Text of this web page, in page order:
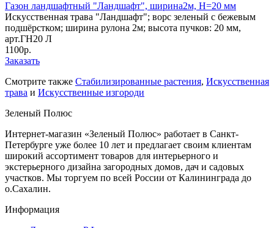
Газон ландшафтный "Ландшафт", ширина2м, Н=20 мм
Искусственная трава "Ландшафт"; ворс зеленый с бежевым
подшёрстком; ширина рулона 2м; высота пучков: 20 мм,
арт.ГН20 Л
1100р.
Заказать
Смотрите также Стабилизированные растения, Искусственная
трава и Искусственные изгороди
Зеленый Полюс
Интернет-магазин «Зеленый Полюс» работает в Санкт-
Петербурге уже более 10 лет и предлагает своим клиентам
широкий ассортимент товаров для интерьерного и
экстерьерного дизайна загородных домов, дач и садовых
участков. Мы торгуем по всей России от Калининграда до
о.Сахалин.
Информация